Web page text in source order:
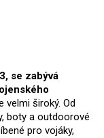
se zabývá
velmi široký. Od
boty a outdoorové
pro vojáky,